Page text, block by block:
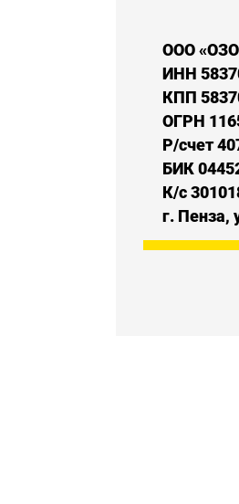
ООО
ИНН
КПП
ОГРН
Р/счет
БИК
К/с
г. Пенза,